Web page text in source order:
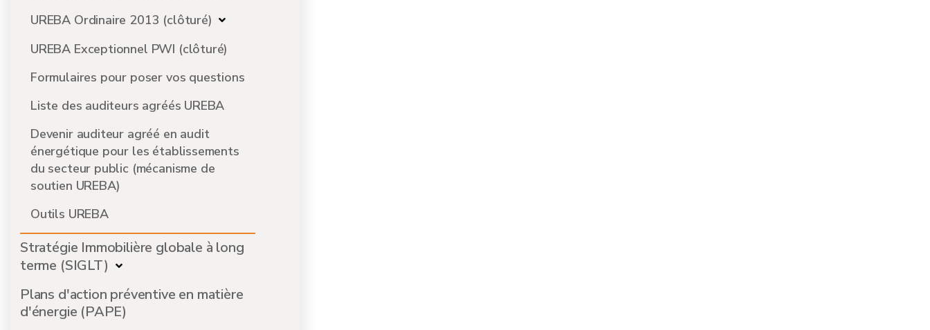
UREBA Ordinaire 2013 (clôturé)
UREBA Exceptionnel PWI (clôturé)
Formulaires pour poser vos questions
Liste des auditeurs agréés UREBA
Devenir auditeur agréé en audit
énergétique pour les établissements
du secteur public (mécanisme de
soutien UREBA)
Outils UREBA
Stratégie Immobilière globale à long
terme (SIGLT)
Plans d'action préventive en matière
d'énergie (PAPE)